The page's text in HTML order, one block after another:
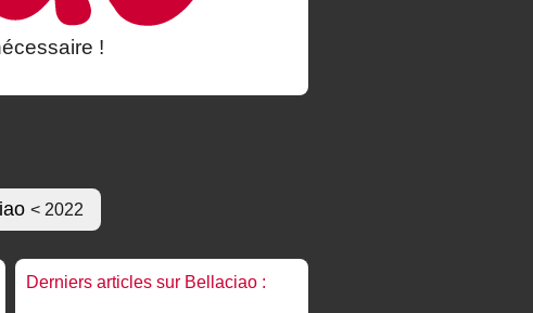
!
< 2022
Derniers articles sur Bellaciao :